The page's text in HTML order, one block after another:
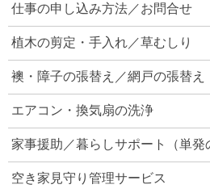
仕事の申し込み方法／お問合せ
植木の剪定・手入れ／草むしり
襖・障子の張替え／網戸の張替え
エアコン・換気扇の洗浄
家事援助／暮らしサポート（単発
空き家見守り管理サービス